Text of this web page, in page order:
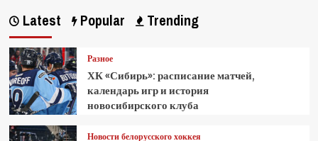
Latest Popular Trending
Разное
ХК «Сибирь»: расписание матчей,
календарь игр и история
новосибирского клуба
Новости белорусского хоккея